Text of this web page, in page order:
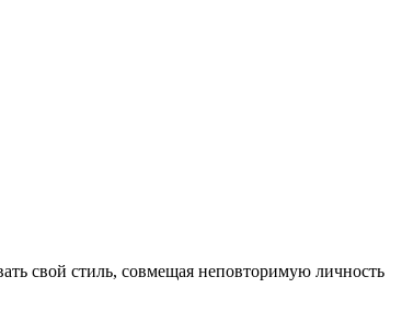
свой стиль, совмещая неповторимую личность